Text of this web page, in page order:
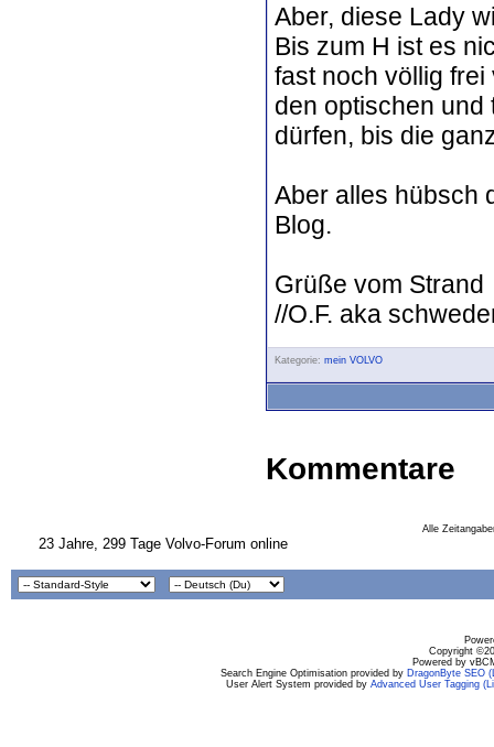
Aber, diese Lady
Bis zum H ist es
fast noch völlig
den optischen
dürfen, bis die
Aber alles hübsch
Blog.
Grüße vom Strand
//O.F. aka
Kategorie: mein VOLVO
Kommentare
Alle
23 Jahre, 299 Tage Volvo-Forum online
Copyright
Powered by
Search Engine Optimisation provided by DragonByte SEO
User Alert System provided by Advanced User Tagging